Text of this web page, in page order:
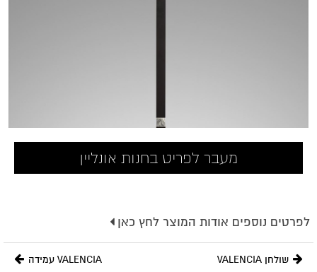
מעבר לפריט בחנות אונליין
לפרטים נוספים אודות המוצר לחץ כאן
צבע: חום+ניקל שולחן VALENCIA VALENCIA עמידה